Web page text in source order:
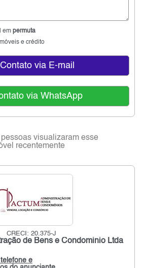
em permuta
e crédito
Contato via E-mail
via WhatsApp
visualizaram esse
recentemente
CRECI: 20.375-J
de Bens e Condominio Ltda
telefone e